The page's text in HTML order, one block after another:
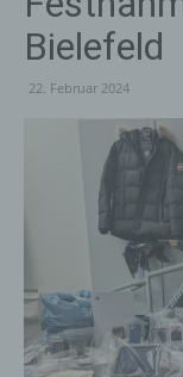
Bielefeld
22. Februar 2024